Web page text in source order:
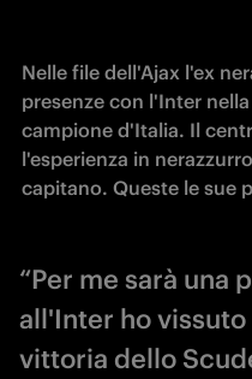
Nelle file dell'Ajax l'ex
presenze con l'Inter
campione d'Italia. Il
l'esperienza in
capitano. Queste le sue
“Per me sarà una
all'Inter ho
vittoria dello